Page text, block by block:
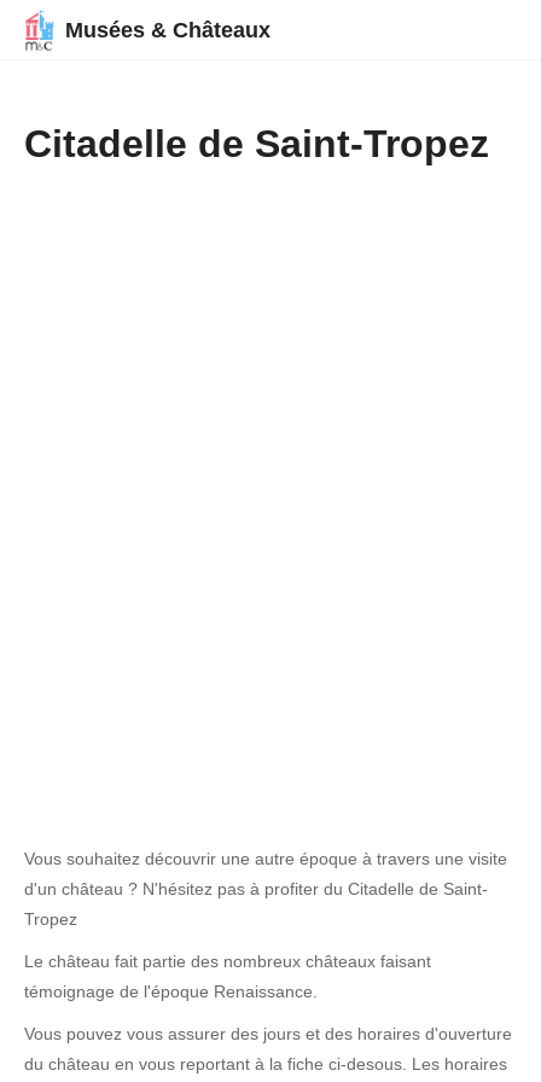
Musées & Châteaux
Citadelle de Saint-Tropez
Vous souhaitez découvrir une autre époque à travers une visite
d'un château ? N'hésitez pas à profiter du Citadelle de Saint-
Tropez
Le château fait partie des nombreux châteaux faisant
témoignage de l'époque Renaissance.
Vous pouvez vous assurer des jours et des horaires d'ouverture
du château en vous reportant à la fiche ci-desous. Les horaires